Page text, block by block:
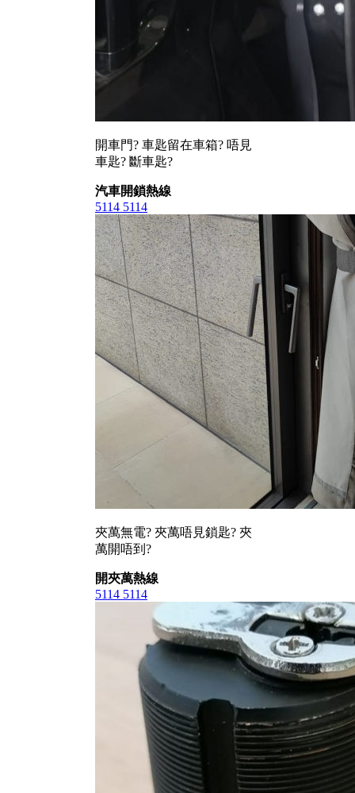
開車門? 車匙留在車箱? 唔見
車匙? 斷車匙?
汽車開鎖熱線
5114 5114
夾萬無電? 夾萬唔見鎖匙? 夾
萬開唔到?
開夾萬熱線
5114 5114